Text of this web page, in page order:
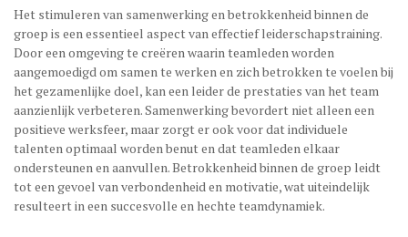
Het stimuleren van samenwerking en betrokkenheid binnen de
groep is een essentieel aspect van effectief leiderschapstraining.
Door een omgeving te creëren waarin teamleden worden
aangemoedigd om samen te werken en zich betrokken te voelen bij
het gezamenlijke doel, kan een leider de prestaties van het team
aanzienlijk verbeteren. Samenwerking bevordert niet alleen een
positieve werksfeer, maar zorgt er ook voor dat individuele
talenten optimaal worden benut en dat teamleden elkaar
ondersteunen en aanvullen. Betrokkenheid binnen de groep leidt
tot een gevoel van verbondenheid en motivatie, wat uiteindelijk
resulteert in een succesvolle en hechte teamdynamiek.